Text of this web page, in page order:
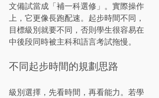
文備試當成「補一科選修」。實際操作
上，它更像長跑配速。起步時間不同，
目標級別就要不同，否則學生很容易在
中後段同時被主科和語言考試拖慢。
不同起步時間的規劃思路
級別選擇，先看時間，再看能力。若學